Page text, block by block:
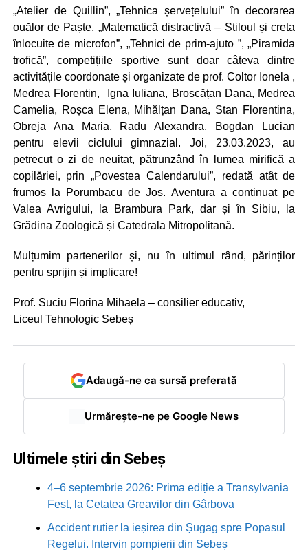
„Atelier de Quillin”, „Tehnica șervețelului” în decorarea
ouălor de Paște, „Matematică distractivă – Stiloul și creta
înlocuite de microfon”, „Tehnici de prim-ajuto ”, „Piramida
trofică”, competițiile sportive sunt doar câteva dintre
activitățile coordonate și organizate de prof. Coltor Ionela ,
Medrea Florentin, Igna Iuliana, Broscățan Dana, Medrea
Camelia, Roșca Elena, Mihălțan Dana, Stan Florentina,
Obreja Ana Maria, Radu Alexandra, Bogdan Lucian
pentru elevii ciclului gimnazial. Joi, 23.03.2023, au
petrecut o zi de neuitat, pătrunzând în lumea mirifică a
copilăriei, prin „Povestea Calendarului”, redată atât de
frumos la Porumbacu de Jos. Aventura a continuat pe
Valea Avrigului, la Brambura Park, dar și în Sibiu, la
Grădina Zoologică și Catedrala Mitropolitană.
Mulțumim partenerilor și, nu în ultimul rând, părinților
pentru sprijin și implicare!
Prof. Suciu Florina Mihaela – consilier educativ,
Liceul Tehnologic Sebeș
Adaugă-ne ca sursă preferată
Urmărește-ne pe Google News
Ultimele știri din Sebeș
4–6 septembrie 2026: Prima ediție a Transylvania
Fest, la Cetatea Greavilor din Gârbova
Accident rutier la ieșirea din Șugag spre Popasul
Regelui. Intervin pompierii din Sebeș